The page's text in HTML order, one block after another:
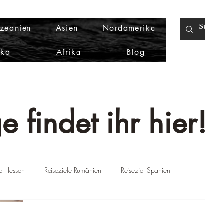
Asien Nordamerika
Afrika Blog
findet ihr hier!
Hessen Reiseziele Rumänien Reiseziel Spanien